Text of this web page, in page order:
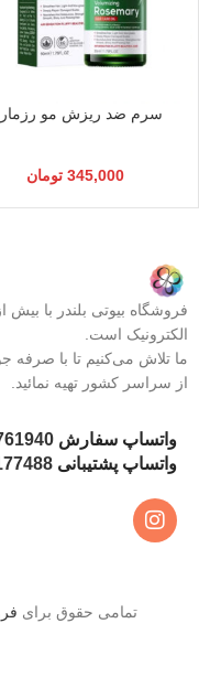
سرم ضد ریزش مو
345,000 تومان
الکترونیک است.
ما تلاش می‌کنیم تا با صرفه
از سراسر کشور تهیه نمائید.
واتساپ سفارش
واتساپ پشتیبانی
تمامی حقوق برای